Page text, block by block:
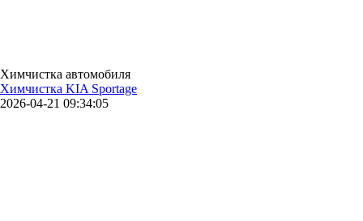
Химчистка автомобиля
Химчистка KIA Sportage
2026-04-21 09:34:05